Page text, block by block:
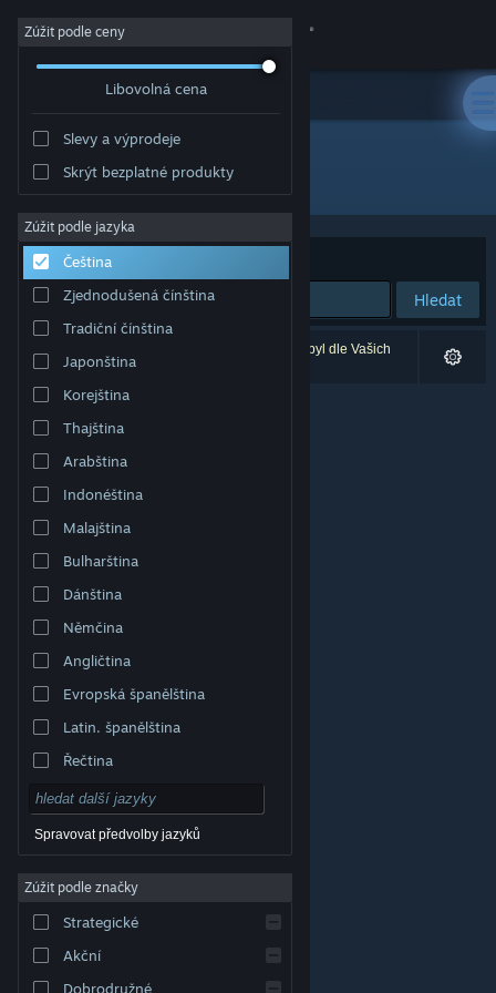
Přihlásit se
Komunita
Informace
Podpora
Změnit jazyk
Mobilní aplikace služby Steam
Desktopová verze stránky
© Valve Corporation. Všechna práva vyhrazena.
příslušných subjektů v USA a dalších zemích.
Smlouva o užívání služby Steam
Cookies
Zúžit podle ceny
Libovolná cena
Slevy a výprodeje
Skrýt bezplatné produkty
Zúžit podle jazyka
Čeština
Zjednodušená čínština
Tradiční čínština
Japonština
Korejština
Thajština
Arabština
Indonéština
Malajština
Bulharština
Dánština
Němčina
Angličtina
Evropská španělština
Latin. španělština
Řečtina
Spravovat předvolby jazyků
Zúžit podle značky
Strategické
Akční
Dobrodružné
Vydavatel: DK Productions
Seřadit podle
Hledat
Vašemu zadání odpovídá 0 výsledků. 1 produkt byl dle Vašich
předvoleb vyloučen z výsledků vyhledávání.